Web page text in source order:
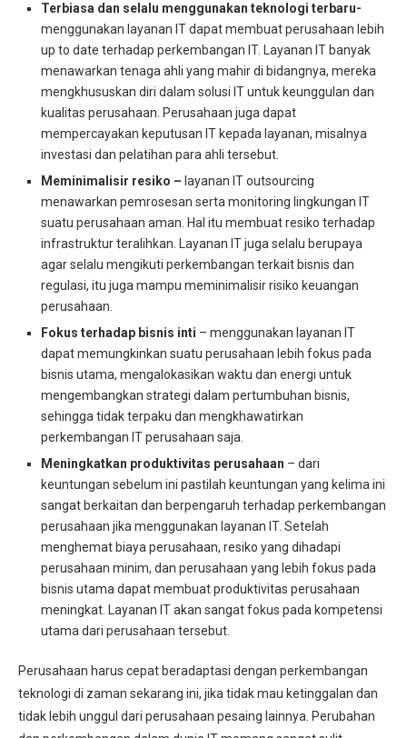
Terbiasa dan selalu menggunakan teknologi terbaru-
menggunakan layanan IT dapat membuat perusahaan lebih
up to date terhadap perkembangan IT. Layanan IT banyak
menawarkan tenaga ahli yang mahir di bidangnya, mereka
mengkhususkan diri dalam solusi IT untuk keunggulan dan
kualitas perusahaan. Perusahaan juga dapat
mempercayakan keputusan IT kepada layanan, misalnya
investasi dan pelatihan para ahli tersebut.
Meminimalisir resiko – layanan IT outsourcing
menawarkan pemrosesan serta monitoring lingkungan IT
suatu perusahaan aman. Hal itu membuat resiko terhadap
infrastruktur teralihkan. Layanan IT juga selalu berupaya
agar selalu mengikuti perkembangan terkait bisnis dan
regulasi, itu juga mampu meminimalisir risiko keuangan
perusahaan.
Fokus terhadap bisnis inti – menggunakan layanan IT
dapat memungkinkan suatu perusahaan lebih fokus pada
bisnis utama, mengalokasikan waktu dan energi untuk
mengembangkan strategi dalam pertumbuhan bisnis,
sehingga tidak terpaku dan mengkhawatirkan
perkembangan IT perusahaan saja.
Meningkatkan produktivitas perusahaan – dari
keuntungan sebelum ini pastilah keuntungan yang kelima ini
sangat berkaitan dan berpengaruh terhadap perkembangan
perusahaan jika menggunakan layanan IT. Setelah
menghemat biaya perusahaan, resiko yang dihadapi
perusahaan minim, dan perusahaan yang lebih fokus pada
bisnis utama dapat membuat produktivitas perusahaan
meningkat. Layanan IT akan sangat fokus pada kompetensi
utama dari perusahaan tersebut.
Perusahaan harus cepat beradaptasi dengan perkembangan
teknologi di zaman sekarang ini, jika tidak mau ketinggalan dan
tidak lebih unggul dari perusahaan pesaing lainnya. Perubahan